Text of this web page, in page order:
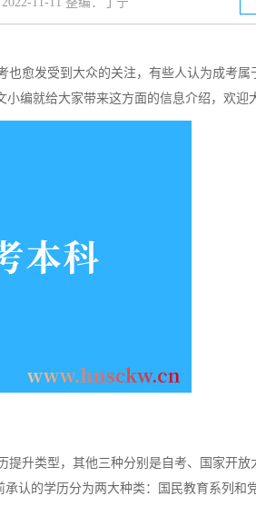
愈发受到大众的关注，有些人认为成考属
小编就给大家带来这方面的信息介绍，欢迎
升类型，其他三种分别是自考、国家开放
认的学历分为两大种类：国民教育系列和
湖南工业大学
招生简章 立即报名